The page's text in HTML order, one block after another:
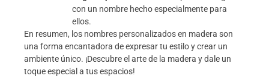
con un nombre hecho especialmente para
ellos.
En resumen, los nombres personalizados en madera son
una forma encantadora de expresar tu estilo y crear un
ambiente único. ¡Descubre el arte de la madera y dale un
toque especial a tus espacios!